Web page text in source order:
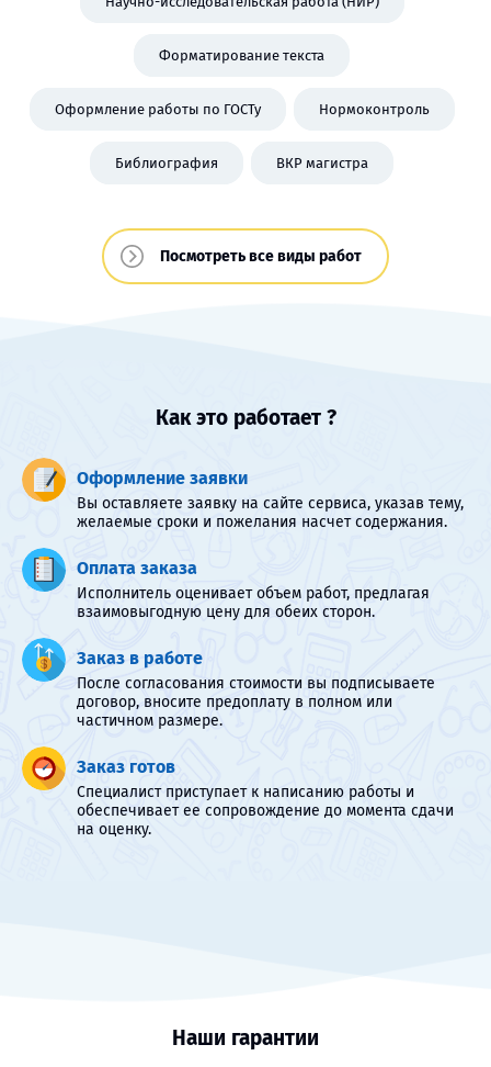
Форматирование текста
Оформление работы по ГОСТу Нормоконтроль
Библиография ВКР магистра
Посмотреть все виды работ
Как это работает ?
Оформление заявки
Вы оставляете заявку на сайте сервиса, указав тему,
желаемые сроки и пожелания насчет содержания.
Оплата заказа
Исполнитель оценивает объем работ, предлагая
взаимовыгодную цену для обеих сторон.
Заказ в работе
После согласования стоимости вы подписываете
договор, вносите предоплату в полном или
частичном размере.
Заказ готов
Специалист приступает к написанию работы и
обеспечивает ее сопровождение до момента сдачи
на оценку.
Наши гарантии